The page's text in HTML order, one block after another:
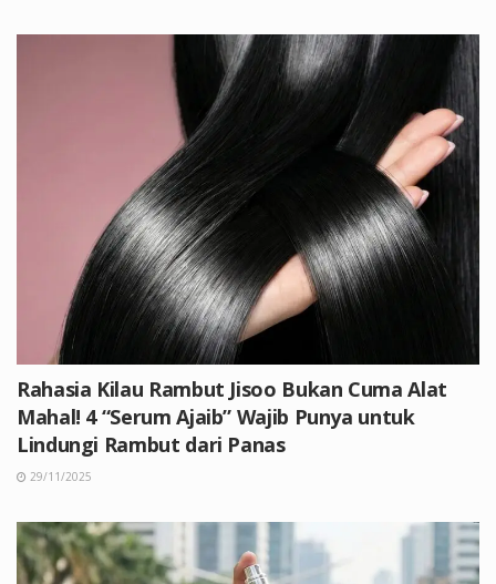
Rahasia Kilau Rambut Jisoo Bukan Cuma Alat
Mahal! 4 “Serum Ajaib” Wajib Punya untuk
Lindungi Rambut dari Panas
29/11/2025